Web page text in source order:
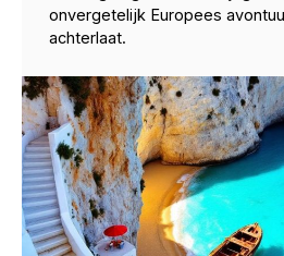
onvergetelijk Europees
achterlaat.